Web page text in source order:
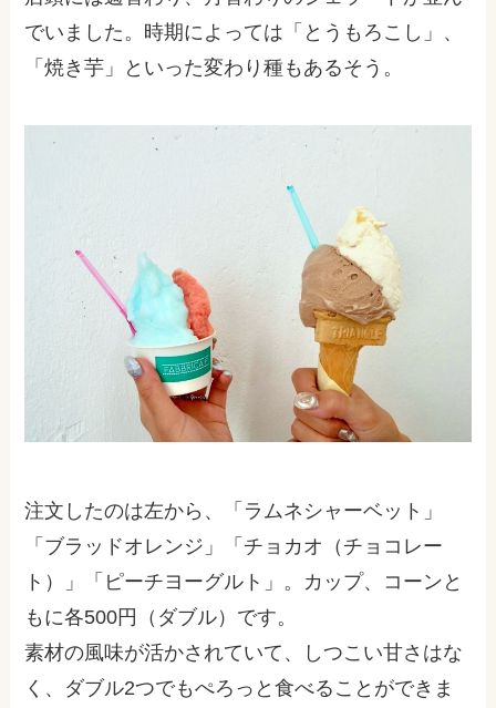
でいました。時期によっては「とうもろこし」、
「焼き芋」といった変わり種もあるそう。
注文したのは左から、「ラムネシャーベット」
「ブラッドオレンジ」「チョカオ（チョコレー
ト）」「ピーチヨーグルト」。カップ、コーンと
もに各500円（ダブル）です。
素材の風味が活かされていて、しつこい甘さはな
く、ダブル2つでもぺろっと食べることができま